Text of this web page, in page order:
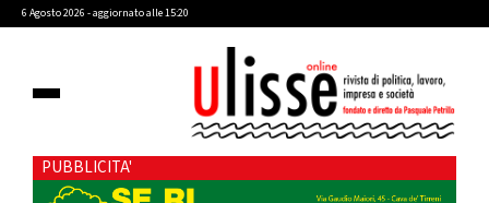
6 Agosto 2026 - aggiornato alle 15:20
PUBBLICITA'